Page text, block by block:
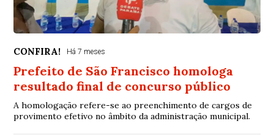
CONFIRA! Há 7 meses
Prefeito de São Francisco homologa
resultado final de concurso público
A homologação refere-se ao preenchimento de cargos de
provimento efetivo no âmbito da administração municipal.